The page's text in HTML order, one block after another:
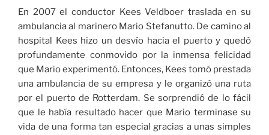
En 2007 el conductor Kees Veldboer traslada en su
ambulancia al marinero Mario Stefanutto. De camino al
hospital Kees hizo un desvío hacia el puerto y quedó
profundamente conmovido por la inmensa felicidad
que Mario experimentó. Entonces, Kees tomó prestada
una ambulancia de su empresa y le organizó una ruta
por el puerto de Rotterdam. Se sorprendió de lo fácil
que le había resultado hacer que Mario terminase su
vida de una forma tan especial gracias a unas simples